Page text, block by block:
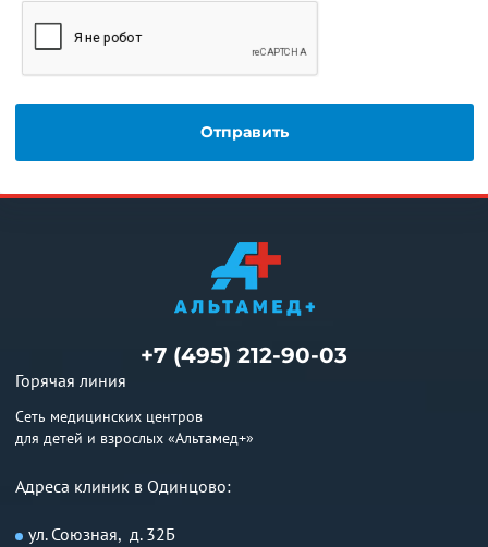
+7 (495) 212-90-03
Горячая линия
Сеть медицинских центров
для детей и взрослых «Альтамед+»
Адреса клиник в Одинцово:
ул. Союзная, д. 32Б